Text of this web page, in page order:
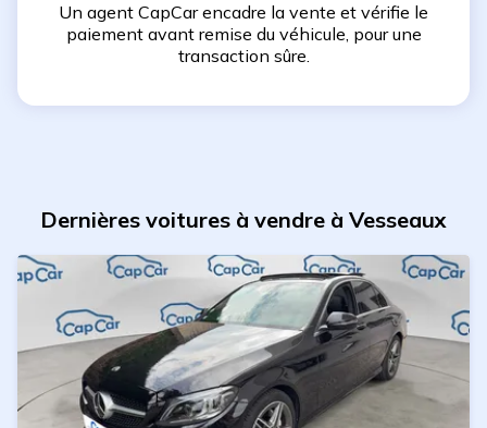
Un agent CapCar encadre la vente et vérifie le
paiement avant remise du véhicule, pour une
transaction sûre.
Dernières voitures à vendre à Vesseaux